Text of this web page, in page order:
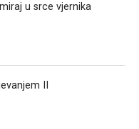
u srce vjernika
II